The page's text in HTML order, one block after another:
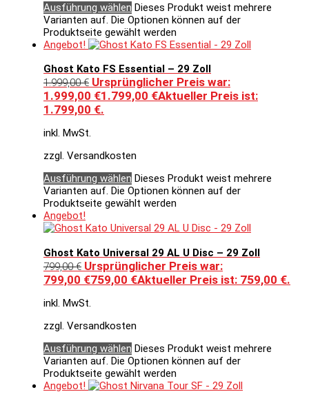
Ausführung wählen Dieses Produkt weist mehrere
Varianten auf. Die Optionen können auf der
Produktseite gewählt werden
Angebot!
Ghost Kato FS Essential – 29 Zoll
1.999,00€ Ursprünglicher Preis war:
1.999,00 €1.799,00 €Aktueller Preis ist:
1.799,00 €.
inkl. MwSt.
zzgl. Versandkosten
Ausführung wählen Dieses Produkt weist mehrere
Varianten auf. Die Optionen können auf der
Produktseite gewählt werden
Angebot!
Ghost Kato Universal 29 AL U Disc – 29 Zoll
799,00€ Ursprünglicher Preis war:
799,00 €759,00 €Aktueller Preis ist: 759,00 €.
inkl. MwSt.
zzgl. Versandkosten
Ausführung wählen Dieses Produkt weist mehrere
Varianten auf. Die Optionen können auf der
Produktseite gewählt werden
Angebot!